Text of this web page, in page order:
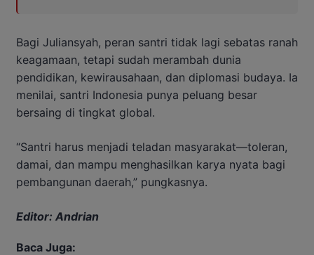
Bagi Juliansyah, peran santri tidak lagi sebatas ranah
keagamaan, tetapi sudah merambah dunia
pendidikan, kewirausahaan, dan diplomasi budaya. Ia
menilai, santri Indonesia punya peluang besar
bersaing di tingkat global.
“Santri harus menjadi teladan masyarakat—toleran,
damai, dan mampu menghasilkan karya nyata bagi
pembangunan daerah,” pungkasnya.
Editor: Andrian
Baca Juga: